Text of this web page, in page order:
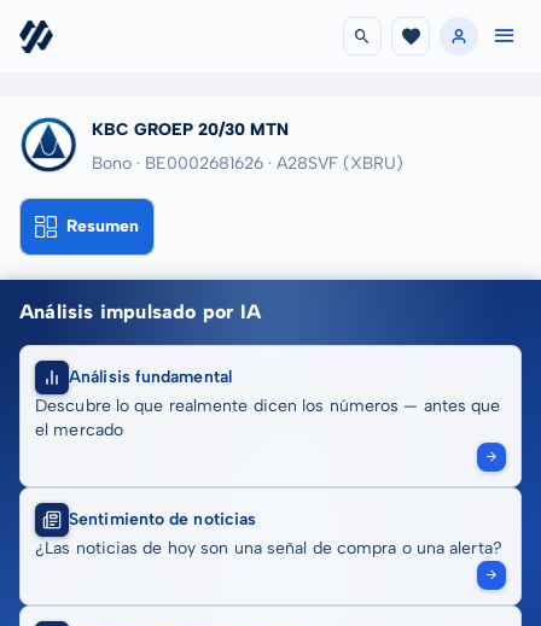
KBC GROEP 20/30 MTN
Bono · BE0002681626 · A28SVF (XBRU)
Resumen
Análisis impulsado por IA
Análisis fundamental
Descubre lo que realmente dicen los números — antes que
el mercado
Sentimiento de noticias
¿Las noticias de hoy son una señal de compra o una alerta?